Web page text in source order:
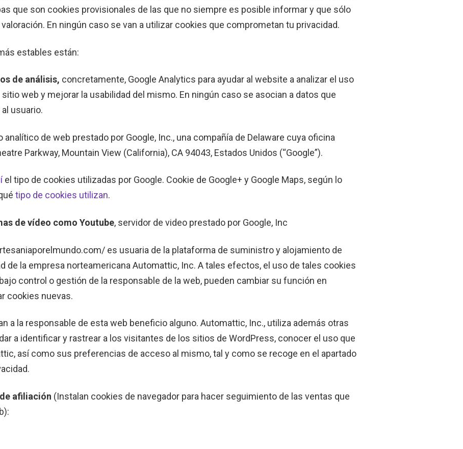
que son cookies provisionales de las que no siempre es posible informar y que sólo
En ningún caso se van a utilizar cookies que comprometan tu privacidad.
estables están:
de análisis, concretamente, Google Analytics para ayudar al website a analizar el uso
web y mejorar la usabilidad del mismo. En ningún caso se asocian a datos que
usuario.
de web prestado por Google, Inc., una compañía de Delaware cuya oficina
Parkway, Mountain View (California), CA 94043, Estados Unidos (“Google”).
el tipo de cookies utilizadas por Google. Cookie de Google+ y Google Maps, según lo
tipo de cookies utilizan.
de vídeo como Youtube, servidor de video prestado por Google, Inc
es usuaria de la plataforma de suministro y alojamiento de
de la empresa norteamericana Automattic, Inc. A tales efectos, el uso de tales cookies
control o gestión de la responsable de la web, pueden cambiar su función en
cookies nuevas.
a la responsable de esta web beneficio alguno. Automattic, Inc., utiliza además otras
a identificar y rastrear a los visitantes de los sitios de WordPress, conocer el uso que
así como sus preferencias de acceso al mismo, tal y como se recoge en el apartado
afiliación (Instalan cookies de navegador para hacer seguimiento de las ventas que